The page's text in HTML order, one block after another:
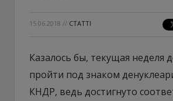
15.06.2018 // СТАТТІ
Казалось бы, текущая неделя
пройти под знаком
КНДР, ведь достигнуто